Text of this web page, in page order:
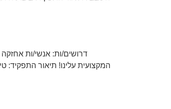
דרושים/ות: אנשי/ות
המקצועית עלינו! תיאור